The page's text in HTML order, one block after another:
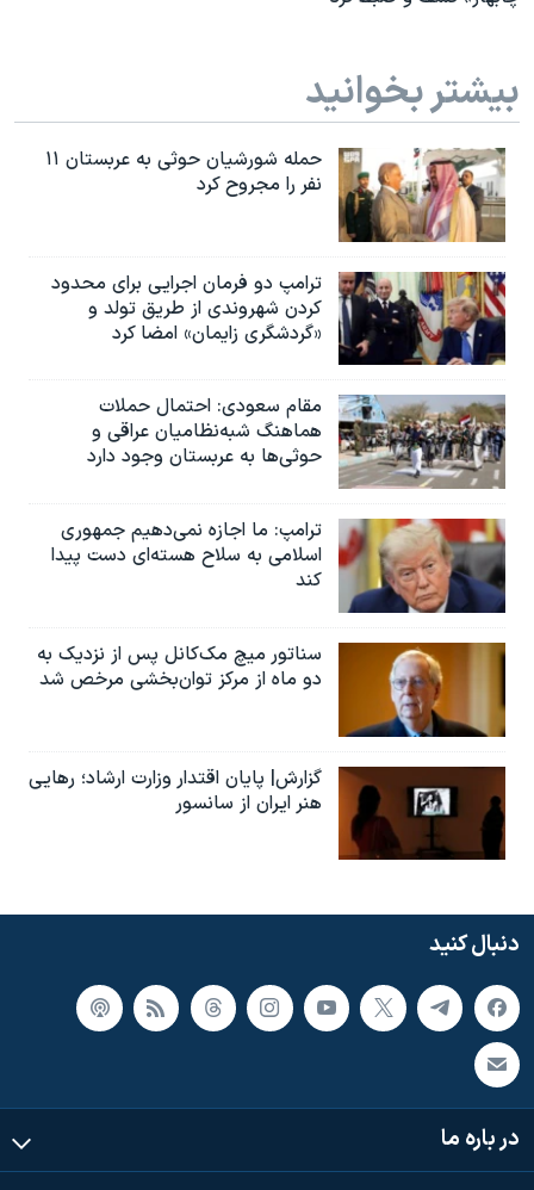
بیشتر بخوانید
حمله شورشیان حوثی به عربستان ۱۱
نفر را مجروح کرد
ترامپ دو فرمان اجرایی برای محدود
کردن شهروندی از طریق تولد و
«گردشگری زایمان» امضا کرد
مقام سعودی: احتمال حملات
هماهنگ شبه‌نظامیان عراقی و
حوثی‌ها به عربستان وجود دارد
ترامپ: ما اجازه نمی‌دهیم جمهوری
اسلامی به سلاح هسته‌ای دست پیدا
کند
سناتور میچ مک‌کانل پس از نزدیک به
دو ماه از مرکز توان‌بخشی مرخص شد
گزارش| پایان اقتدار وزارت ارشاد؛ رهایی
هنر ایران از سانسور
دنبال کنید
در باره ما